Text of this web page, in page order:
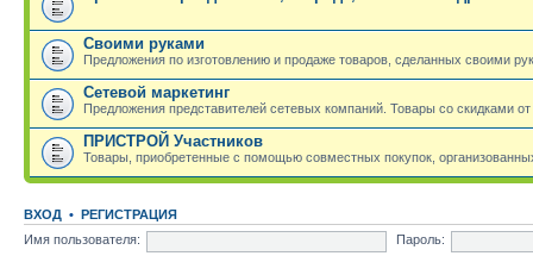
Своими руками
Предложения по изготовлению и продаже товаров, сделанных своими
Сетевой маркетинг
Предложения представителей сетевых компаний. Товары со скидками от
ПРИСТРОЙ Участников
Товары, приобретенные с помощью совместных покупок,
ВХОД • РЕГИСТРАЦИЯ
Имя пользователя:
Пароль: